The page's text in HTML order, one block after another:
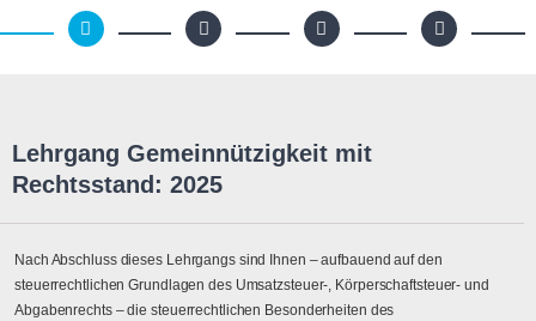
Lehrgang Gemeinnützigkeit mit
Rechtsstand: 2025
Nach Abschluss dieses Lehrgangs sind Ihnen – aufbauend auf den
steuerrechtlichen Grundlagen des Umsatzsteuer-, Körperschaftsteuer- und
Abgabenrechts – die steuerrechtlichen Besonderheiten des